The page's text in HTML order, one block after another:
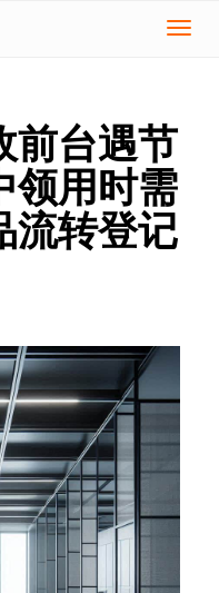
切
前台遇节
领用时需
流转登记